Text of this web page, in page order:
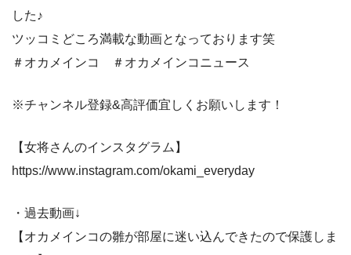
した♪
ツッコミどころ満載な動画となっております笑
＃オカメインコ ＃オカメインコニュース
※チャンネル登録&高評価宜しくお願いします！
【女将さんのインスタグラム】
https://www.instagram.com/okami_everyday
・過去動画↓
【オカメインコの雛が部屋に迷い込んできたので保護しま